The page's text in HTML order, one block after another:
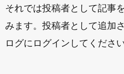
それでは投稿者として記事
みます。投稿者として追加
ログにログインしてください